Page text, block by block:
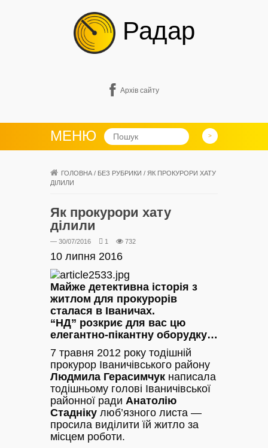
Радар
Архів сайту
МЕНЮ
ГОЛОВНА / БЕЗ РУБРИКИ / ЯК ПРОКУРОРИ ХАТУ
ДІЛИЛИ
Як прокурори хату
ділили
— 30/07/2016 1 732
10 липня 2016
Майже детективна історія з
житлом для прокурорів
сталася в Іваничах.
“НД” розкриє для вас цю
елегантно-пікантну оборудку…
7 травня 2012 року тодішній
прокурор Іваничівського району
Людмила Герасимчук написала
тодішньому голові Іваничівської
районної ради Анатолію
Стадніку люб’язного листа —
просила виділити їй житло за
місцем роботи.